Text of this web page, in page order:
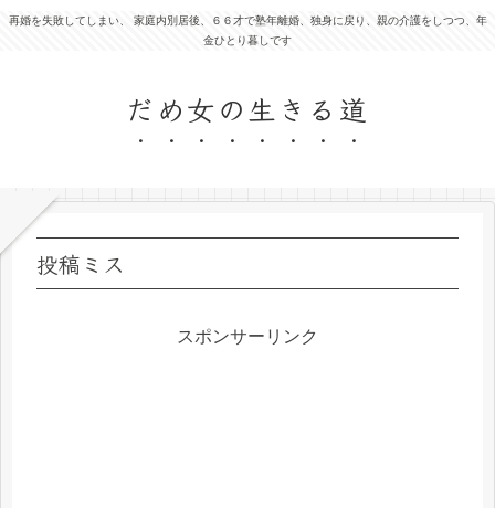
再婚を失敗してしまい、 家庭内別居後、６６才で塾年離婚、独身に戻り、親の介護をしつつ、年
金ひとり暮しです
だめ女の生きる道
投稿ミス
スポンサーリンク